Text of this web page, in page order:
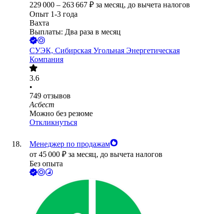
229 000 – 263 667 ₽ за месяц, до вычета налогов
Опыт 1-3 года
Вахта
Выплаты: Два раза в месяц
СУЭК, Сибирская Угольная Энергетическая
Компания
3.6
•
749 отзывов
Асбест
Можно без резюме
Откликнуться
Менеджер по продажам
от 45 000 ₽ за месяц, до вычета налогов
Без опыта